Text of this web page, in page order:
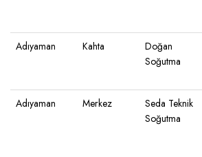
Adıyaman
Kahta
Doğan
Soğutma
Adıyaman
Merkez
Seda Teknik
Soğutma